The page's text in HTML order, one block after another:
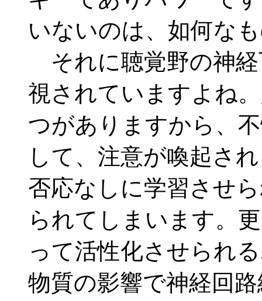
いないのは、如何な
それに聴覚野の神
視されていますよね
つがありますから、
して、注意が喚起さ
否応なしに学習させ
られてしまいます。
って活性化させられ
物質の影響で神経回